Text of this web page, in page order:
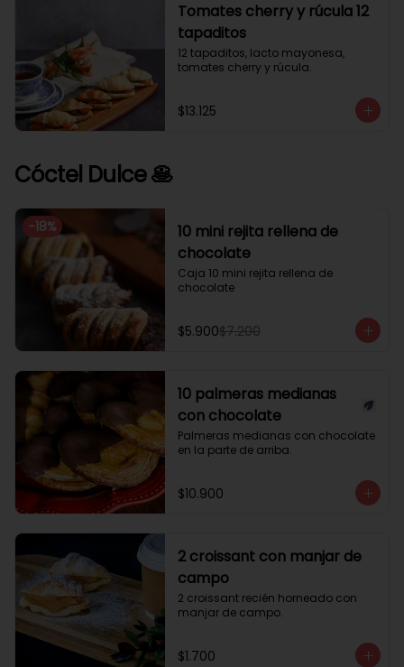
Tomates cherry y rúcula 12
tapaditos
12 tapaditos, lacto mayonesa,
tomates cherry y rúcula.
$13.125
Cóctel Dulce 🥞
-18%
10 mini rejita rellena de
chocolate
Caja 10 mini rejita rellena de
chocolate
$5.900$7.200
10 palmeras medianas
con chocolate
Palmeras medianas con chocolate
en la parte de arriba.
$10.900
2 croissant con manjar de
campo
2 croissant recién horneado con
manjar de campo.
$1.700